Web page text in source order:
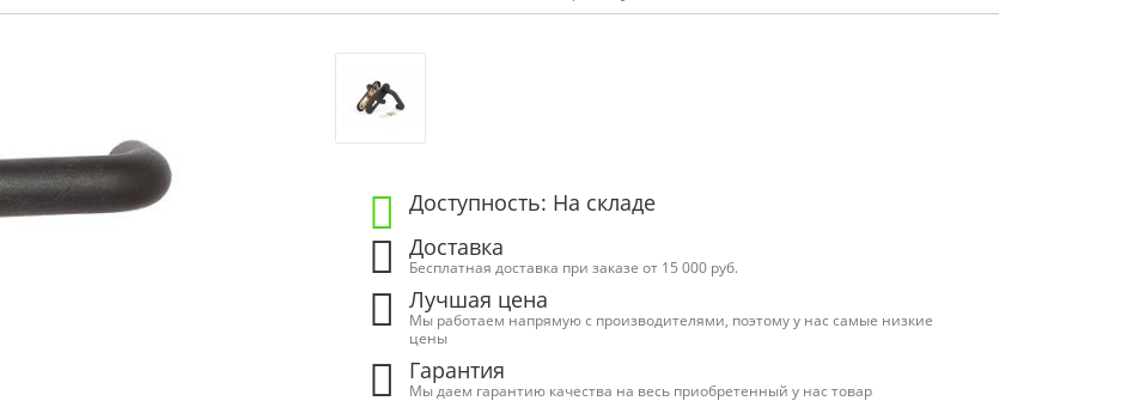
Доступность: На складе
Доставка
Бесплатная доставка при заказе от 15 000 руб.
Лучшая цена
Мы работаем напрямую с производителями, поэтому у нас самые низкие
цены
Гарантия
Мы даем гарантию качества на весь приобретенный у нас товар